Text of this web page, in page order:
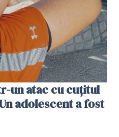
un atac cu cuțitul
adolescent a fost